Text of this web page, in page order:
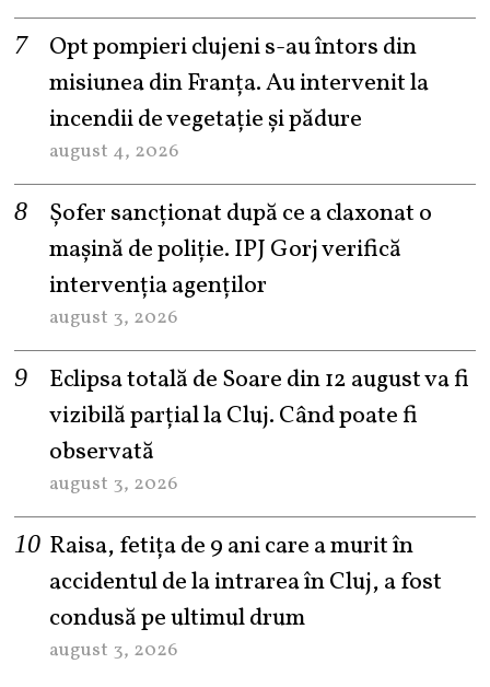
Opt pompieri clujeni s-au întors din
misiunea din Franța. Au intervenit la
incendii de vegetație și pădure
august 4, 2026
Șofer sancționat după ce a claxonat o
mașină de poliție. IPJ Gorj verifică
intervenția agenților
august 3, 2026
Eclipsa totală de Soare din 12 august va fi
vizibilă parțial la Cluj. Când poate fi
observată
august 3, 2026
Raisa, fetița de 9 ani care a murit în
accidentul de la intrarea în Cluj, a fost
condusă pe ultimul drum
august 3, 2026